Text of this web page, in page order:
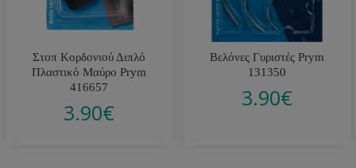
Στοπ Κορδονιού Διπλό
Πλαστικό Μαύρο Prym
416657
3.90€
Βελόνες Γυριστές Prym
131350
3.90€